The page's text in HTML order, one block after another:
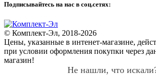
Подписывайтесь на нас в соц.сетях:
© Комплект-Эл, 2018-2026
Цены, указанные в интенет-магазине,
при условии оформления покупки через
магазин!
Не нашли, что